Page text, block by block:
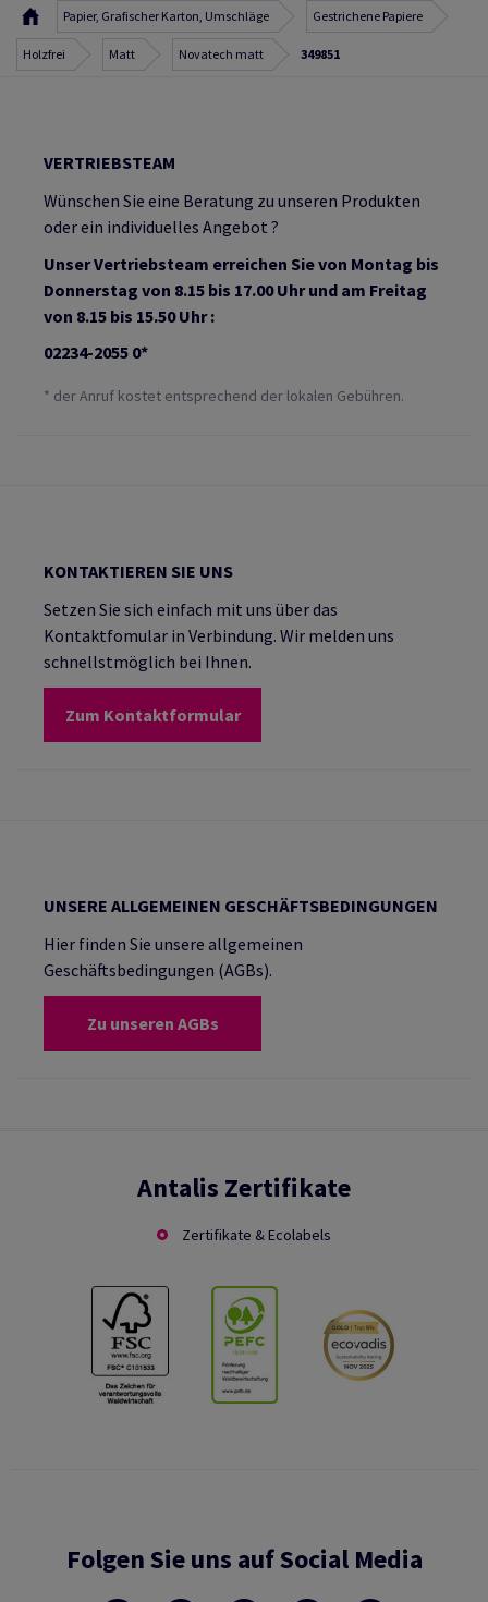
Papier, Grafischer Karton, Umschläge Gestrichene Papiere
Holzfrei Matt Novatech matt 349851
VERTRIEBSTEAM
Wünschen Sie eine Beratung zu unseren Produkten
oder ein individuelles Angebot ?
Unser Vertriebsteam erreichen Sie von Montag bis
Donnerstag von 8.15 bis 17.00 Uhr und am Freitag
von 8.15 bis 15.50 Uhr :
02234-2055 0*
* der Anruf kostet entsprechend der lokalen Gebühren.
KONTAKTIEREN SIE UNS
Setzen Sie sich einfach mit uns über das
Kontaktfomular in Verbindung. Wir melden uns
schnellstmöglich bei Ihnen.
Zum Kontaktformular
UNSERE ALLGEMEINEN GESCHÄFTSBEDINGUNGEN
Hier finden Sie unsere allgemeinen
Geschäftsbedingungen (AGBs).
Zu unseren AGBs
Antalis Zertifikate
Zertifikate & Ecolabels
Folgen Sie uns auf Social Media